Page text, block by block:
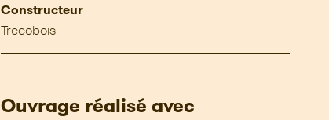
Constructeur
Trecobois
Ouvrage réalisé avec